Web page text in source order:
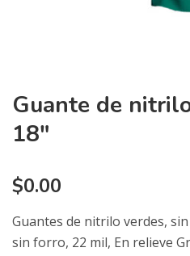
Guante de
18″
$0.00
Guantes de nitrilo verdes,
sin forro, 22 mil, En relieve